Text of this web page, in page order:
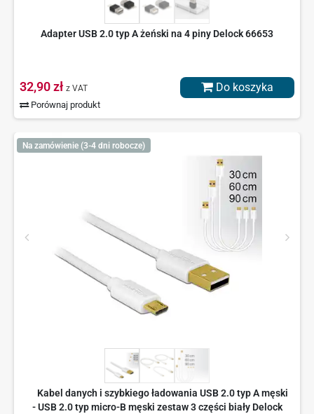
Adapter USB 2.0 typ A żeński na 4 piny Delock 66653
32,90 zł z VAT
Porównaj produkt
Do koszyka
Na zamówienie (3-4 dni robocze)
Kabel danych i szybkiego ładowania USB 2.0 typ A męski
- USB 2.0 typ micro-B męski zestaw 3 części biały Delock